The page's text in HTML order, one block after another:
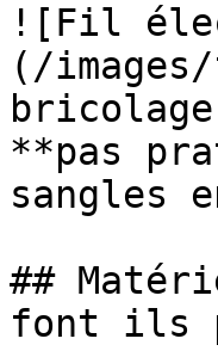
![Fil
(/
**pas
sangles
##
font ils